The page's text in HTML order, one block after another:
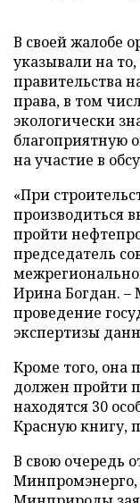
В своей жалобе
указывали на
правительства
права, в том
экологически
благоприятную
на участие в
«При
производиться
пройти
председатель
Ирина Богдан.
проведение
экспертизы
Кроме того, она
должен пройти
находятся 30
Красную книгу,
В свою очередь
Минпромэнерго,